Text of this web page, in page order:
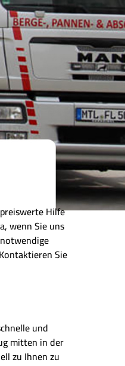
Hilfe
wenn Sie uns
Sie
und
mitten in der
zu Ihnen zu